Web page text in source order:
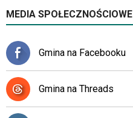
MEDIA SPOŁECZNOŚCIOWE
Gmina na Facebooku
Gmina na Threads